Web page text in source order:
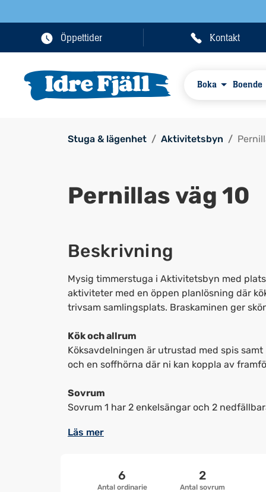
Öppettider Kontakt
Boka Boende
Stuga & lägenhet Aktivitetsbyn
Pernillas väg 10
Beskrivning
Mysig timmerstuga i Aktivitetsbyn med
aktiviteter med en öppen planlösning där
trivsam samlingsplats. Braskaminen ger
Kök och allrum
Köksavdelningen är utrustad med spis
och en soffhörna där ni kan koppla av
Sovrum
Sovrum 1 har 2 enkelsängar och 2
Läs mer
Antal ordinarie
6
Antal sovrum
2